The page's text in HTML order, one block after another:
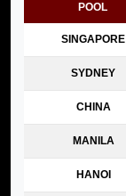
POOL
SINGAPORE
SYDNEY
CHINA
MANILA
HANOI